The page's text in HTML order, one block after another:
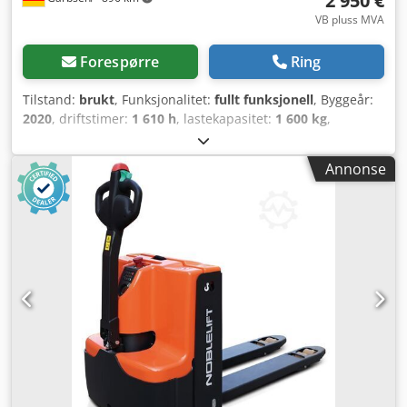
VB pluss MVA
Forespørre Ring
Tilstand: brukt, Funksjonalitet: fullt funksjonell, Byggeår:
2020, driftstimer: 1 610 h, lastekapasitet: 1 600 kg,
, drivstofftype:
1 150 mm, egenvekt:360 kg, total lengde:538 mm,
drivtype:
Elektro, konstruksjonsbredde: 726 mm
Lavtløftende palletruck Lastens tyngdepunkt: 600 mm
Masttype: Ingen Dkjdpfxjwgr S Ss Ad Ser Teknisk tilstand:
meget god Forhjulstype: Polyurethan Forhjulenes tilstand:
100% Bakhjulstype: Polyurethan Bakhjulenes tilstand:
100% Batterispenning: 24V Batterikapasitet: 150Ah Batteri
årsmodell: 2020 Beskrivelse: Fabrikkoverhalt brukt maskin
fra Toyota, inkludert ny service og godkjenning i henhold
til FEM (tidligere UVV). Lastbeskyttelsesgitter,
impulsstyring, CE-sertifikat,
Annonse